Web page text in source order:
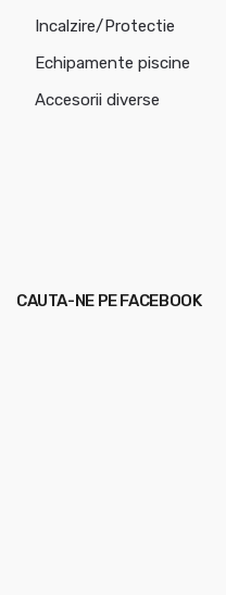
Incalzire/Protectie
Echipamente piscine
Accesorii diverse
CAUTA-NE PE FACEBOOK